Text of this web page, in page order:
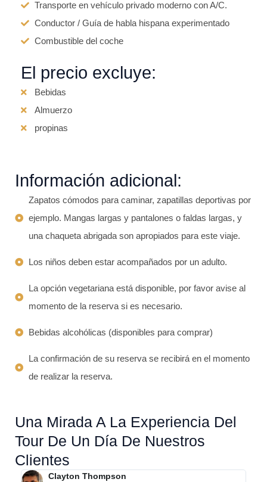
Transporte en vehículo privado moderno con A/C.
Conductor / Guía de habla hispana experimentado
Combustible del coche
El precio excluye:
Bebidas
Almuerzo
propinas
Información adicional:
Zapatos cómodos para caminar, zapatillas deportivas por
ejemplo. Mangas largas y pantalones o faldas largas, y
una chaqueta abrigada son apropiados para este viaje.
Los niños deben estar acompañados por un adulto.
La opción vegetariana está disponible, por favor avise al
momento de la reserva si es necesario.
Bebidas alcohólicas (disponibles para comprar)
La confirmación de su reserva se recibirá en el momento
de realizar la reserva.
Una Mirada A La Experiencia Del
Tour De Un Día De Nuestros
Clientes
Clayton Thompson